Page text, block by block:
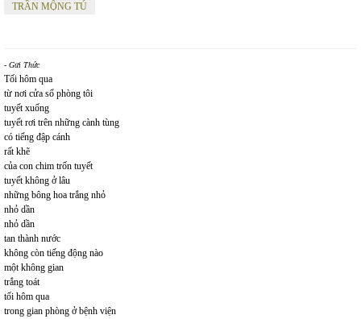
TRẦN MỘNG TÚ
- Gửi Thức
Tối hôm qua
từ nơi cửa sổ phòng tôi
tuyết xuống
tuyết rơi trên những cành tùng
có tiếng đập cánh
rất khẽ
của con chim trốn tuyết
tuyết không ở lâu
những bông hoa trắng nhỏ
nhỏ dần
nhỏ dần
tan thành nước
không còn tiếng động nào
một không gian
trắng toát
tối hôm qua
trong gian phòng ở bệnh viện